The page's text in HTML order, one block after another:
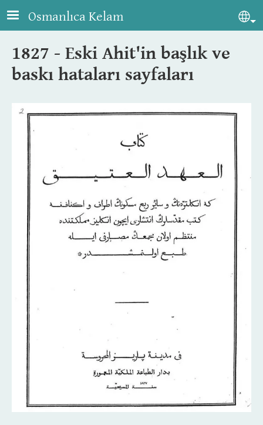
Skip to main content
Osmanlıca Kelam
1827 - Eski Ahit'in başlık ve
baskı hataları sayfaları